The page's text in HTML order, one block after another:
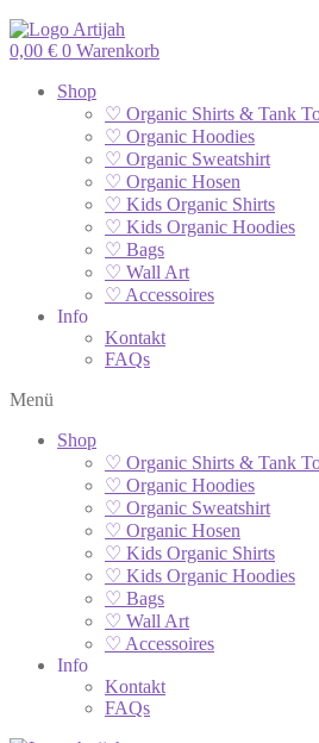
0,00 € 0 Warenkorb
Shop
♡ Organic Shirts & Tank
♡ Organic Hoodies
♡ Organic Sweatshirt
♡ Organic Hosen
♡ Kids Organic Shirts
♡ Kids Organic Hoodies
♡ Bags
♡ Wall Art
♡ Accessoires
Info
Kontakt
FAQs
Menü
Shop
♡ Organic Shirts & Tank
♡ Organic Hoodies
♡ Organic Sweatshirt
♡ Organic Hosen
♡ Kids Organic Shirts
♡ Kids Organic Hoodies
♡ Bags
♡ Wall Art
♡ Accessoires
Info
Kontakt
FAQs